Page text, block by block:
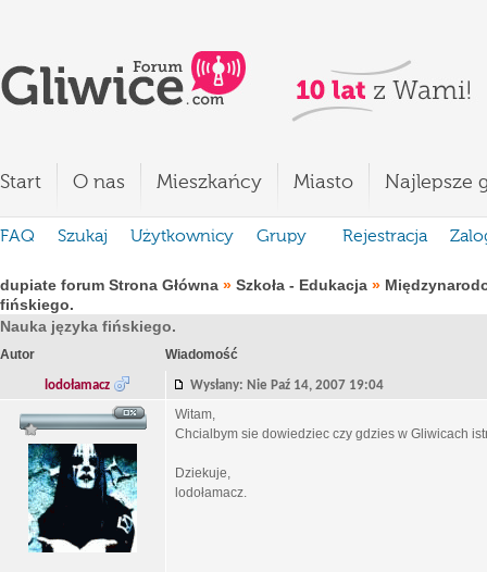
Start O nas Mieszkańcy Miasto Najlepsze
FAQ Szukaj Użytkownicy Grupy Rejestracja
dupiate forum Strona Główna » Szkoła - Edukacja »
fińskiego.
Nauka języka fińskiego.
Autor Wiadomość
lodołamacz Wysłany: Nie Paź 14, 2007 19:04
Witam,
Chcialbym sie dowiedziec czy gdzies w Gliwicach
Dziekuje,
lodołamacz.